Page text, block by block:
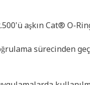
aşkın Cat® O-
sürecinden